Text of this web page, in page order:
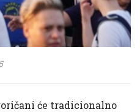
će tradicionalno